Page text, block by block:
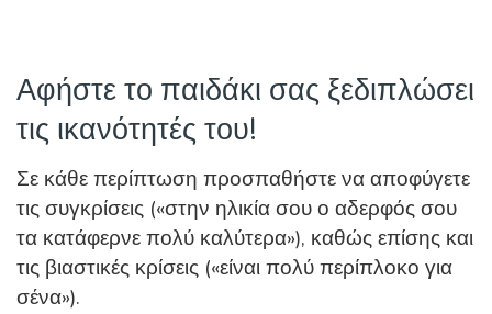
Αφήστε το παιδάκι σας ξεδιπλώσει
τις ικανότητές του!
Σε κάθε περίπτωση προσπαθήστε να αποφύγετε
τις συγκρίσεις («στην ηλικία σου ο αδερφός σου
τα κατάφερνε πολύ καλύτερα»), καθώς επίσης και
τις βιαστικές κρίσεις («είναι πολύ περίπλοκο για
σένα»).